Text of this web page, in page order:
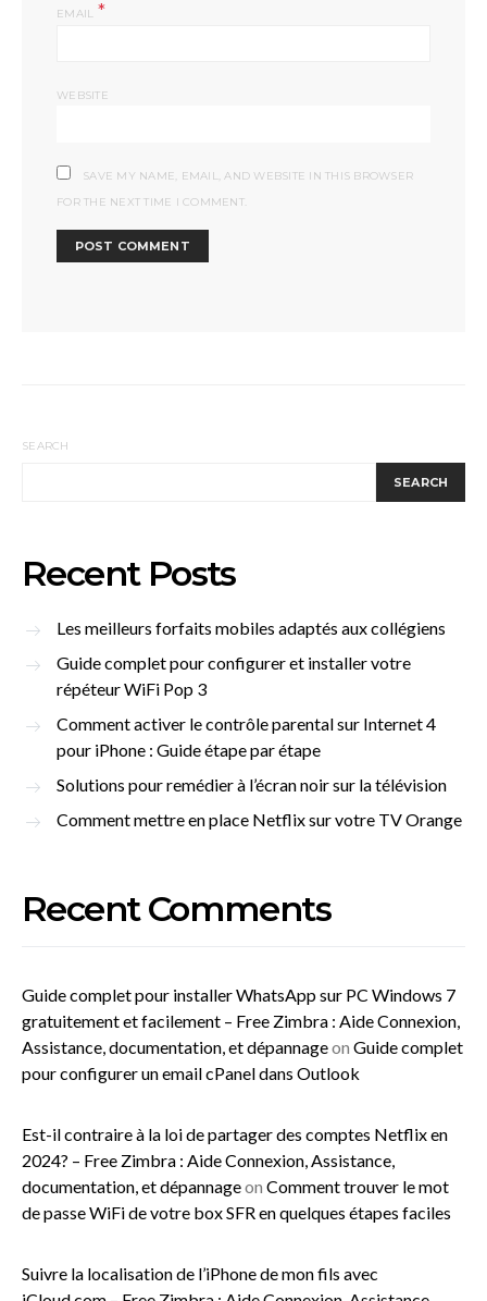
EMAIL *
WEBSITE
SAVE MY NAME, EMAIL, AND WEBSITE IN THIS BROWSER
FOR THE NEXT TIME I COMMENT.
SEARCH
SEARCH
Recent Posts
Les meilleurs forfaits mobiles adaptés aux collégiens
Guide complet pour configurer et installer votre
répéteur WiFi Pop 3
Comment activer le contrôle parental sur Internet 4
pour iPhone : Guide étape par étape
Solutions pour remédier à l’écran noir sur la télévision
Comment mettre en place Netflix sur votre TV Orange
Recent Comments
Guide complet pour installer WhatsApp sur PC Windows 7
gratuitement et facilement – Free Zimbra : Aide Connexion,
Assistance, documentation, et dépannageon Guide complet
pour configurer un email cPanel dans Outlook
Est-il contraire à la loi de partager des comptes Netflix en
2024? – Free Zimbra : Aide Connexion, Assistance,
documentation, et dépannageon Comment trouver le mot
de passe WiFi de votre box SFR en quelques étapes faciles
Suivre la localisation de l’iPhone de mon fils avec